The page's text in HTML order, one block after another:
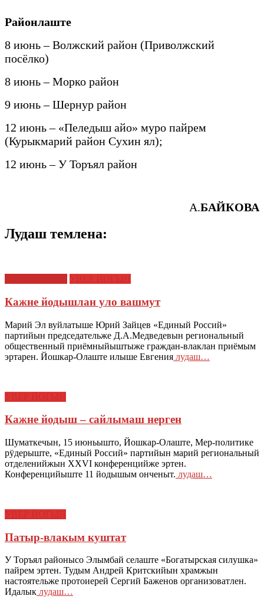
Районлаште
8 июнь – Волжский район (Приволжский
посёлко)
8 июнь – Морко район
9 июнь – Шернур район
12 июнь – «Пеледыш айо» муро пайрем
(Курыкмарий район Сухин ял);
12 июнь – У Торъял район
А.БАЙКОВА
Лудаш темлена:
Кажне йодышлан уло вашмут
Марий Эл вуйлатыше Юрий Зайцев «Единый Россий»
партийын председательже Д.А.Медведевын региональный
общественный приёмныйыштыже граждан-влаклан приёмым
эртарен. Йошкар-Олаште илыше Евгения лудаш…
Кажне йодыш – сайлымаш нерген
Шуматкечын, 15 июньышто, Йошкар-Олаште, Мер-политике
рӱдерыште, «Единый Россий» партийын марий региональный
отделенийжын XXVI конференцийже эртен.
Конференцийыште 11 йодышым онченыт. лудаш…
Патыр-влакым куштат
У Торъял районысо Элымбай селаште «Богатырская силушка»
пайрем эртен. Тудым Андрей Критскийын храмжын
настоятельже протоиерей Сергий Баженов организоватлен.
Идалык лудаш…